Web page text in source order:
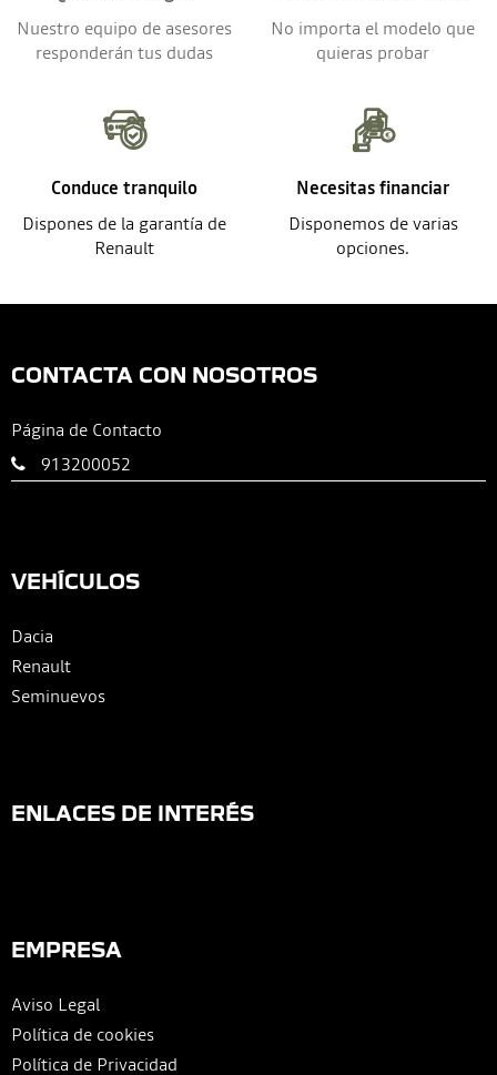
Nuestro equipo de asesores
responderán tus dudas
No importa el modelo que
quieras probar
Conduce tranquilo
Dispones de la garantía de
Renault
Necesitas financiar
Disponemos de varias
opciones.
CONTACTA CON NOSOTROS
Página de Contacto
913200052
VEHÍCULOS
Dacia
Renault
Seminuevos
ENLACES DE INTERÉS
EMPRESA
Aviso Legal
Política de cookies
Política de Privacidad